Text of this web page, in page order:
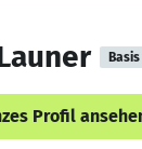
Basis
Profil